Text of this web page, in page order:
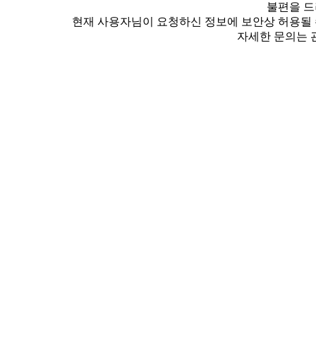
불편을
현재 사용자님이 요청하신 정보에 보안상 허용
자세한 문의는